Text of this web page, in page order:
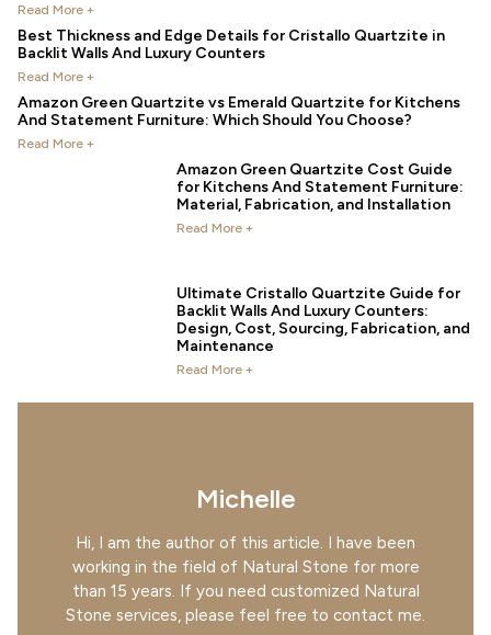
Read More +
Best Thickness and Edge Details for Cristallo Quartzite in
Backlit Walls And Luxury Counters
Read More +
Amazon Green Quartzite vs Emerald Quartzite for Kitchens
And Statement Furniture: Which Should You Choose?
Read More +
Amazon Green Quartzite Cost Guide
for Kitchens And Statement Furniture:
Material, Fabrication, and Installation
Read More +
Ultimate Cristallo Quartzite Guide for
Backlit Walls And Luxury Counters:
Design, Cost, Sourcing, Fabrication, and
Maintenance
Read More +
Michelle
Hi, I am the author of this article. I have been
working in the field of Natural Stone for more
than 15 years. If you need customized Natural
Stone services, please feel free to contact me.